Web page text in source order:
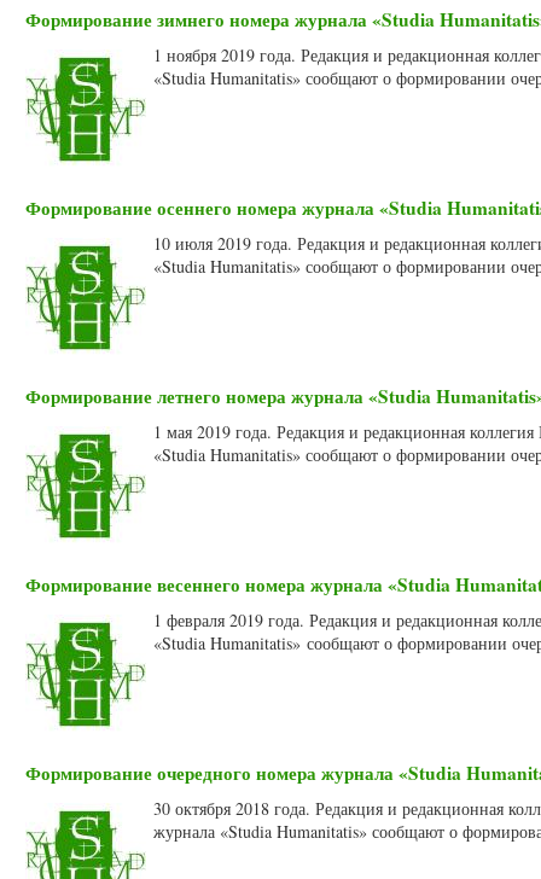
Формирование зимнего номера журнала «Studia
1 ноября 2019 года. Редакция и редакционная
«Studia Humanitatis» сообщают о формировании
Формирование осеннего номера журнала «Studia
10 июля 2019 года. Редакция и редакционная
«Studia Humanitatis» сообщают о формировании
Формирование летнего номера журнала «Studia
1 мая 2019 года. Редакция и редакционная
«Studia Humanitatis» сообщают о формировании
Формирование весеннего номера журнала «Studia
1 февраля 2019 года. Редакция и редакционная
«Studia Humanitatis» сообщают о формировании
Формирование очередного номера журнала «Studia
30 октября 2018 года. Редакция и редакционная
журнала «Studia Humanitatis» сообщают о